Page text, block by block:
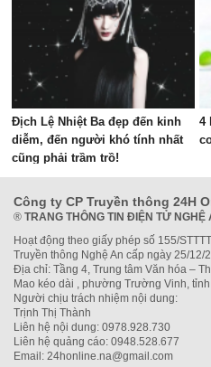
Địch Lệ Nhiệt Ba đẹp đến kinh
diễm, đến người khó tính nhất
cũng phải trầm trồ!
4
Công ty CP Truyền thông 24H
® TRANG THÔNG TIN ĐIỆN TỬ NGHỆ
Hoạt động theo giấy phép số 155/
Truyền thông Nghệ An cấp ngày 25/12/
Địa chỉ: Tầng 4, Trung tâm Văn hóa –
Mao kéo dài , phường Trường Vinh,
Người chịu trách nhiệm nội dung:
Trịnh Thị Thành
Liên hệ nội dung: 0978.928.730
Liên hệ quảng cáo: 0948.528.677
Email: 24honline.na@gmail.com